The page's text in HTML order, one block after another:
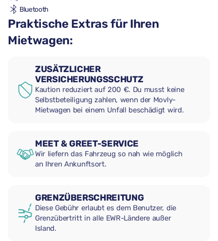
Bluetooth
Praktische Extras für Ihren
Mietwagen:
ZUSÄTZLICHER
VERSICHERUNGSSCHUTZ
Kaution reduziert auf 200 €. Du musst keine
Selbstbeteiligung zahlen, wenn der Movly-
Mietwagen bei einem Unfall beschädigt wird.
MEET & GREET-SERVICE
Wir liefern das Fahrzeug so nah wie möglich
an Ihren Ankunftsort.
GRENZÜBERSCHREITUNG
Diese Gebühr erlaubt es dem Benutzer, die
Grenzübertritt in alle EWR-Ländere außer
Island.